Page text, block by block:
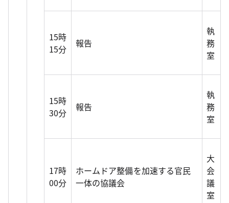
15時
15分
報告
執
務
室
15時
30分
報告
執
務
室
17時
00分
ホームドア整備を加速する官民
一体の協議会
大
会
議
室